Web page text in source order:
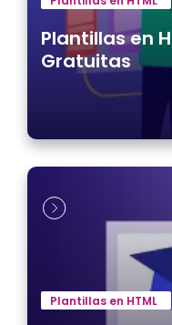
Plantillas en
Gratuitas
Plantillas en HTML